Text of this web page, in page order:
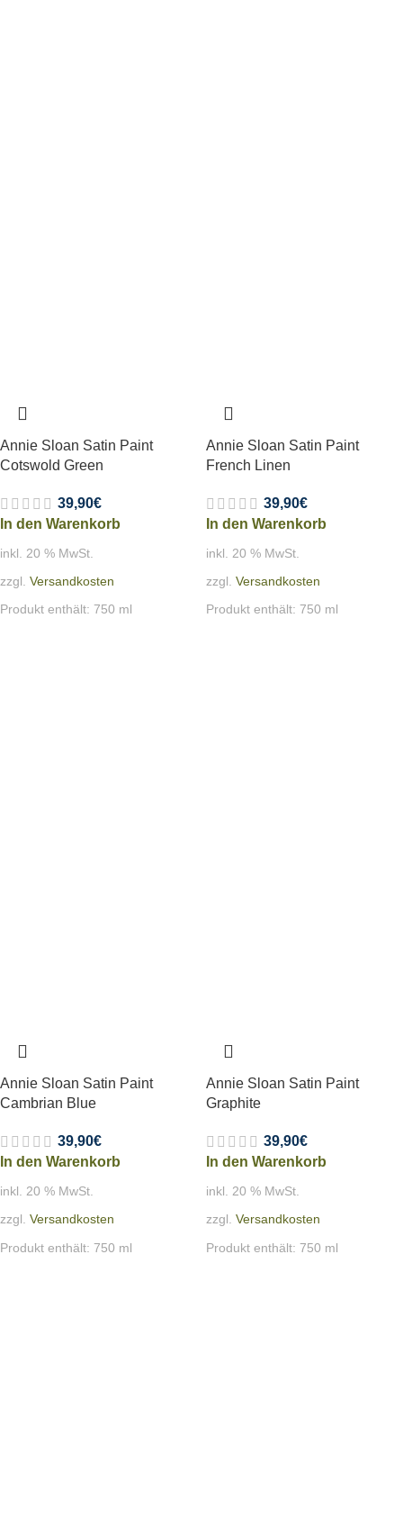
Annie Sloan Satin Paint
Cotswold Green
39,90€
In den Warenkorb
inkl. 20 % MwSt.
zzgl. Versandkosten
Produkt enthält: 750 ml
Annie Sloan Satin Paint
French Linen
39,90€
In den Warenkorb
inkl. 20 % MwSt.
zzgl. Versandkosten
Produkt enthält: 750 ml
Annie Sloan Satin Paint
Cambrian Blue
39,90€
In den Warenkorb
inkl. 20 % MwSt.
zzgl. Versandkosten
Produkt enthält: 750 ml
Annie Sloan Satin Paint
Graphite
39,90€
In den Warenkorb
inkl. 20 % MwSt.
zzgl. Versandkosten
Produkt enthält: 750 ml